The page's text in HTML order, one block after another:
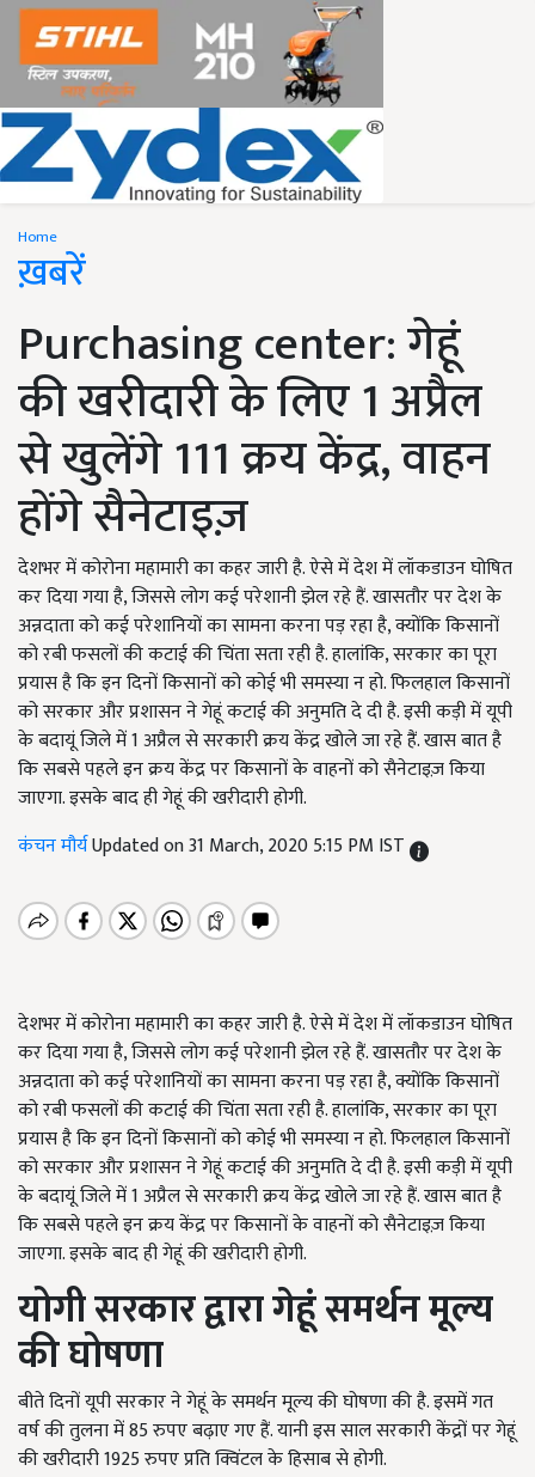
Home
ख़बरें
Purchasing center: गेहूं
की खरीदारी के लिए 1 अप्रैल
से खुलेंगे 111 क्रय केंद्र, वाहन
होंगे सैनेटाइज़
देशभर में कोरोना महामारी का कहर जारी है. ऐसे में देश में लॉकडाउन घोषित
कर दिया गया है, जिससे लोग कई परेशानी झेल रहे हैं. खासतौर पर देश के
अन्नदाता को कई परेशानियों का सामना करना पड़ रहा है, क्योंकि किसानों
को रबी फसलों की कटाई की चिंता सता रही है. हालांकि, सरकार का पूरा
प्रयास है कि इन दिनों किसानों को कोई भी समस्या न हो. फिलहाल किसानों
को सरकार और प्रशासन ने गेहूं कटाई की अनुमति दे दी है. इसी कड़ी में यूपी
के बदायूं जिले में 1 अप्रैल से सरकारी क्रय केंद्र खोले जा रहे हैं. खास बात है
कि सबसे पहले इन क्रय केंद्र पर किसानों के वाहनों को सैनेटाइज़ किया
जाएगा. इसके बाद ही गेहूं की खरीदारी होगी.
कंचन मौर्यUpdated on 31 March, 2020 5:15 PM IST
देशभर में कोरोना महामारी का कहर जारी है. ऐसे में देश में लॉकडाउन घोषित
कर दिया गया है, जिससे लोग कई परेशानी झेल रहे हैं. खासतौर पर देश के
अन्नदाता को कई परेशानियों का सामना करना पड़ रहा है, क्योंकि किसानों
को रबी फसलों की कटाई की चिंता सता रही है. हालांकि, सरकार का पूरा
प्रयास है कि इन दिनों किसानों को कोई भी समस्या न हो. फिलहाल किसानों
को सरकार और प्रशासन ने गेहूं कटाई की अनुमति दे दी है. इसी कड़ी में यूपी
के बदायूं जिले में 1 अप्रैल से सरकारी क्रय केंद्र खोले जा रहे हैं. खास बात है
कि सबसे पहले इन क्रय केंद्र पर किसानों के वाहनों को सैनेटाइज़ किया
जाएगा. इसके बाद ही गेहूं की खरीदारी होगी.
योगी सरकार द्वारा गेहूं समर्थन मूल्य
की घोषणा
बीते दिनों यूपी सरकार ने गेहूं के समर्थन मूल्य की घोषणा की है. इसमें गत
वर्ष की तुलना में 85 रुपए बढ़ाए गए हैं. यानी इस साल सरकारी केंद्रों पर गेहूं
की खरीदारी 1925 रुपए प्रति क्विंटल के हिसाब से होगी.